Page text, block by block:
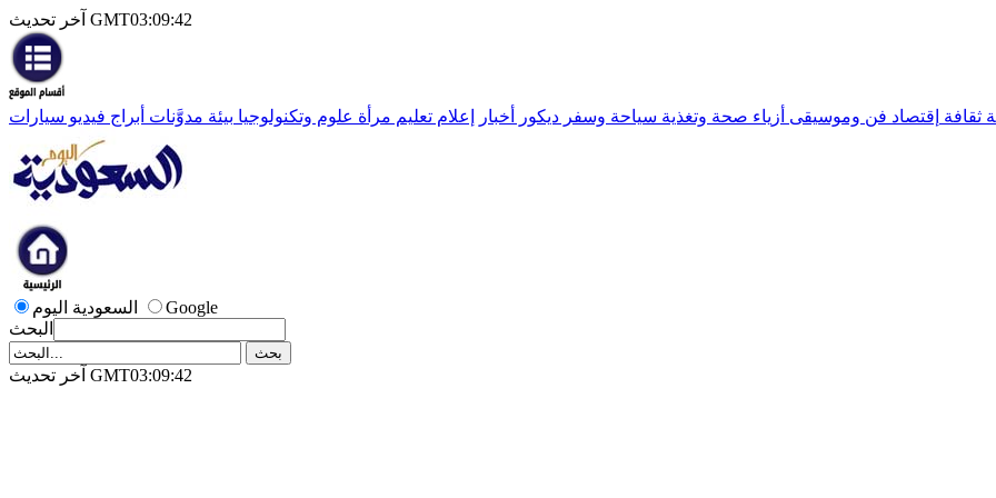
آخر تحديث GMT03:09:42
ثقافة إقتصاد فن وموسيقى أزياء صحة وتغذية سياحة وسفر ديكور أخبار إعلام تعليم مرأة علوم وتكنولوجيا بيئة مدوَّنات أبراج فيديو سيارات
السعودية اليوم
Google
البحث
آخر تحديث GMT03:09:42